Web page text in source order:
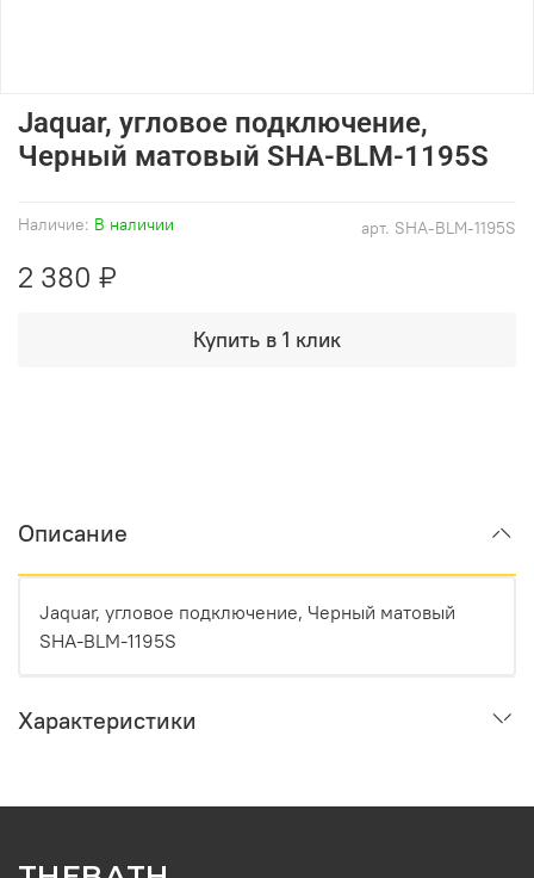
арт. SHA-BLM-1195S
Наличие: В наличии
Jaquar, угловое подключение,
Черный матовый SHA-BLM-1195S
2 380 ₽
Купить в 1 клик
Описание
Jaquar, угловое подключение, Черный матовый
SHA-BLM-1195S
Характеристики